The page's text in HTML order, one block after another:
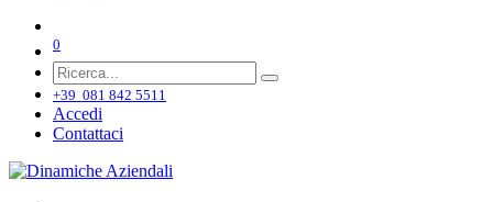
0
+39 081 842 5511
Accedi
Contattaci